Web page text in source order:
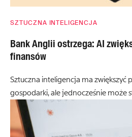
SZTUCZNA INTELIGENCJA
Bank Anglii ostrzega: AI
finansów
Sztuczna inteligencja ma zwiększyć
gospodarki, ale jednocześnie może